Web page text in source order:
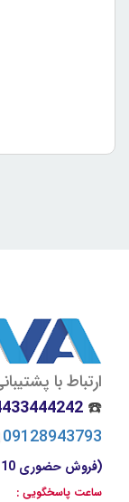
ارتباط با
☎️
09128943793
(فروش حضوری 10 الی 14)
ساعت پاسخگویی :